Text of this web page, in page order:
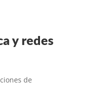
y redes
de